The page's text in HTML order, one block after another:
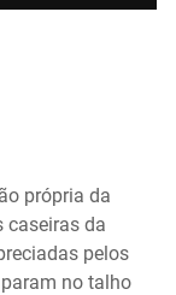
própria da
caseiras da
pelos
no talho